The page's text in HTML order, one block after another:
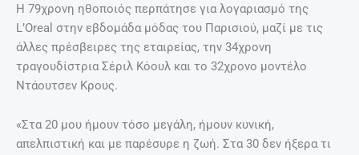
Η 79χρονη ηθοποιός περπάτησε για λογαριασμό της
L’Oreal στην εβδομάδα μόδας του Παρισιού, μαζί με τις
άλλες πρέσβειρες της εταιρείας, την 34χρονη
τραγουδίστρια Σέριλ Κόουλ και το 32χρονο μοντέλο
Ντάουτσεν Κρους.
«Στα 20 μου ήμουν τόσο μεγάλη, ήμουν κυνική,
απελπιστική και με παρέσυρε η ζωή. Στα 30 δεν ήξερα τι